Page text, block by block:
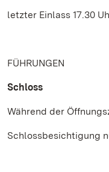
letzter Einlass 17.30
FÜHRUNGEN
Schloss
Während der
Schlossbesichtigung